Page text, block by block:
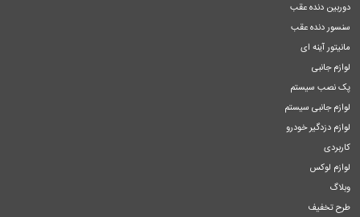
دوربین دنده عقب
سنسور دنده عقب
مانیتور آینه ای
لوازم جانبی
پک نصب سیستم
لوازم جانبی سیستم
لوازم دزدگیر خودرو
کاربردی
لوازم لوکس
وبلاگ
طرح تخفیف